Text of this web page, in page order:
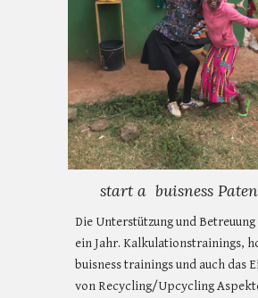
start a buisness
Die Unterstützung und
ein Jahr. Kalkulationstrainings,
buisness trainings und auch das
von Recycling/Upcycling